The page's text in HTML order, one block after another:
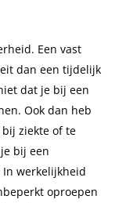
Een vast
dan een tijdelijk
dat je bij een
Ook dan heb
ziekte of te
bij een
werkelijkheid
oproepen